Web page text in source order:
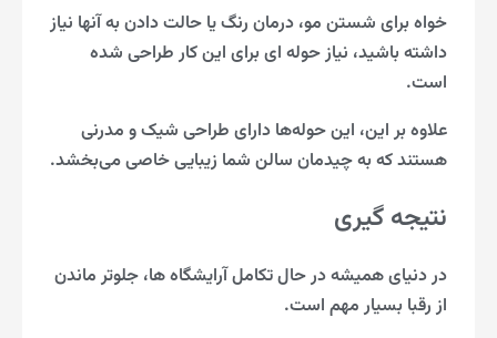
خواه برای شستن مو، درمان رنگ یا حالت دادن به آنها نیاز
داشته باشید، نیاز حوله ای برای این کار طراحی شده
است.
علاوه بر این، این حوله‌ها دارای طراحی شیک و مدرنی
هستند که به چیدمان سالن شما زیبایی خاصی می‌بخشد.
نتیجه گیری
در دنیای همیشه در حال تکامل آرایشگاه ها، جلوتر ماندن
از رقبا بسیار مهم است.